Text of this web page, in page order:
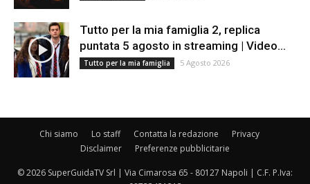
Tutto per la mia famiglia 2, replica
puntata 5 agosto in streaming | Video...
Tutto per la mia famiglia 5 Agosto 2026
Chi siamo Lo staff Contatta la redazione
Privacy
Disclaimer
Preferenze pubblicitarie
© 2026 SuperGuidaTV Srl | Via Cimarosa 65 - 80127 Napoli | C.F. P.Iva: